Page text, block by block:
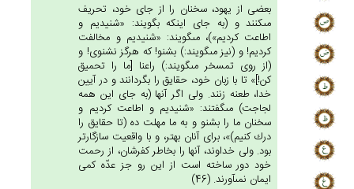
بعضى از يهود، سخنان را از جاى خود، تحريف
مى‏كنند و (به جاى اينكه بگويند: «شنيديم و
اطاعت كرديم»)، مى‏گويند: «شنيديم و مخالفت
كرديم! و (نيز مى‏گويند:) بشنو! كه هرگز نشنوى! و
(از روى تمسخر مى‏گويند:) راعنا [ما را تحميق
كن!]» تا با زبان خود، حقايق را بگردانند و در آيين
خدا، طعنه زنند. ولى اگر آنها (به جاى اين همه
لجاجت) مى‏گفتند: «شنيديم و اطاعت كرديم و
سخنان ما را بشنو و به ما مهلت ده (تا حقايق را
درك كنيم)»، براى آنان بهتر، و با واقعيت سازگارتر
بود. ولى خداوند، آنها را بخاطر كفرشان، از رحمت
خود دور ساخته است از اين رو جز عدّه كمى
ايمان نمى‏آورند. (46)